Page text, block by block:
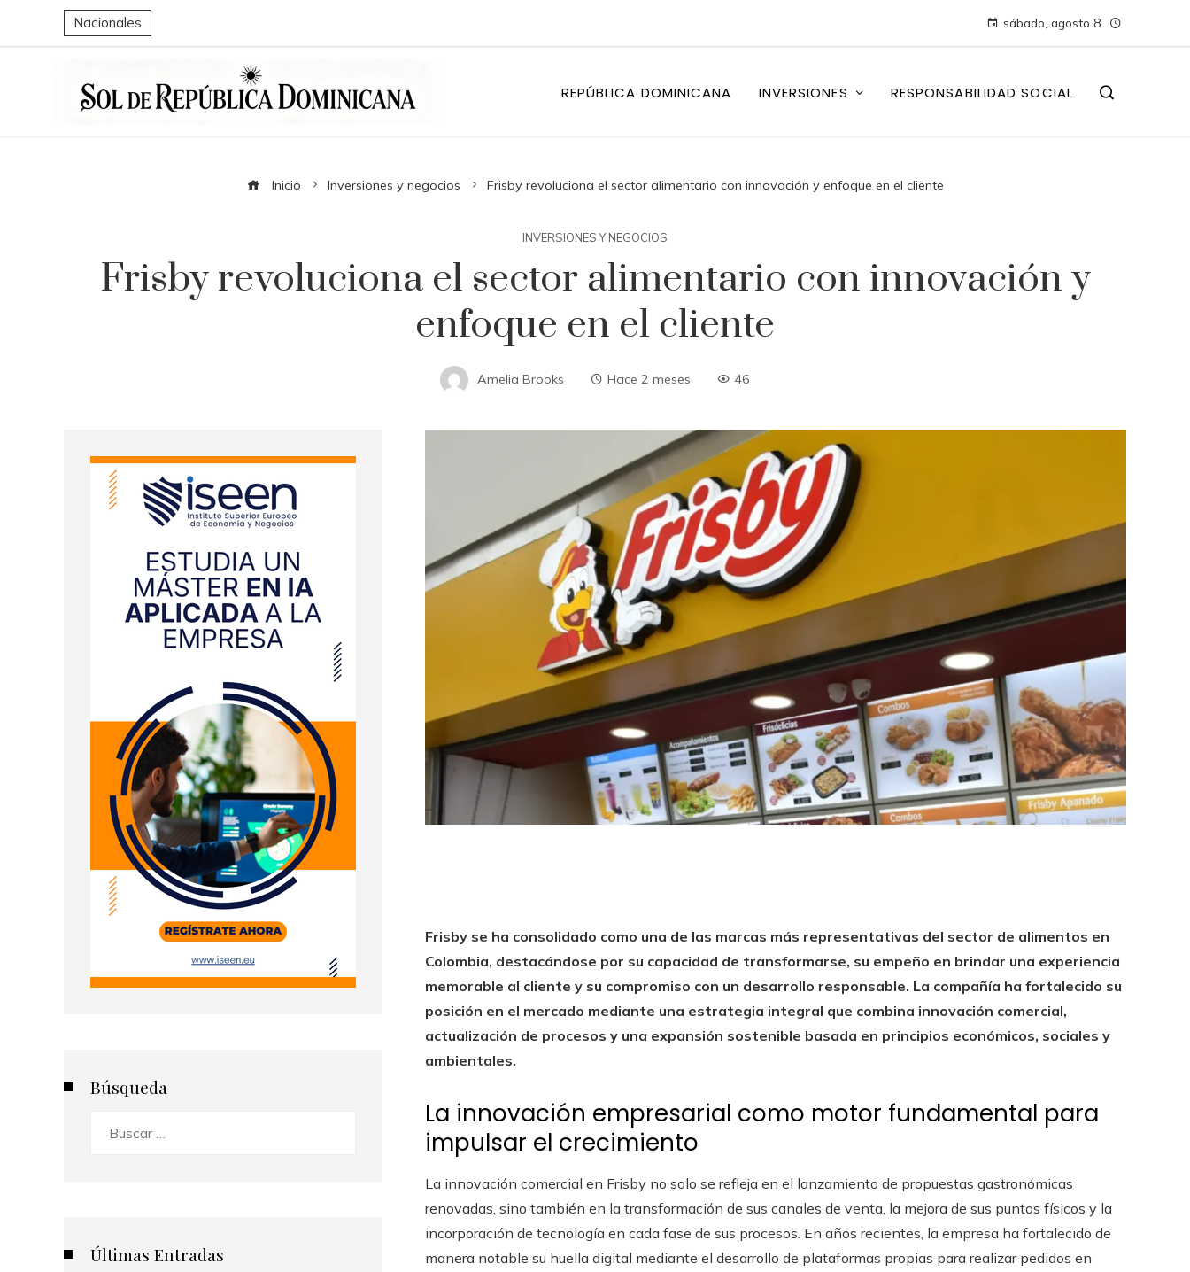
Nacionales sábado, agosto 8
REPÚBLICA DOMINICANA INVERSIONES RESPONSABILIDAD SOCIAL
Inicio Inversiones y negocios Frisby revoluciona el sector alimentario con innovación y enfoque en el cliente
INVERSIONES Y NEGOCIOS
Frisby revoluciona el sector alimentario con innovación y
enfoque en el cliente
Amelia Brooks Hace 2 meses 46
Frisby se ha consolidado como una de las marcas más representativas del sector de alimentos en
Colombia, destacándose por su capacidad de transformarse, su empeño en brindar una experiencia
memorable al cliente y su compromiso con un desarrollo responsable. La compañía ha fortalecido su
posición en el mercado mediante una estrategia integral que combina innovación comercial,
actualización de procesos y una expansión sostenible basada en principios económicos, sociales y
ambientales.
La innovación empresarial como motor fundamental para
impulsar el crecimiento
La innovación comercial en Frisby no solo se refleja en el lanzamiento de propuestas gastronómicas
renovadas, sino también en la transformación de sus canales de venta, la mejora de sus puntos físicos y la
incorporación de tecnología en cada fase de sus procesos. En años recientes, la empresa ha fortalecido de
manera notable su huella digital mediante el desarrollo de plataformas propias para realizar pedidos en
Búsqueda
Últimas Entradas